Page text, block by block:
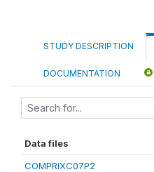
STUDY DESCRIPTION
DOCUMENTATION
Data files
COMPRIXC07P2